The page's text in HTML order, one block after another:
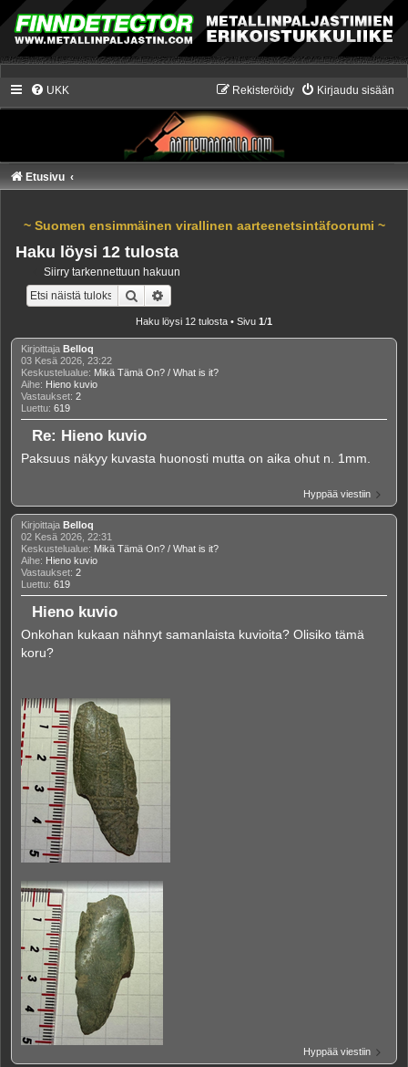
UKK Kirjaudu sisään
Rekisteröidy
Etusivu
~ Suomen ensimmäinen virallinen aarteenetsintäfoorumi ~
Haku löysi 12 tulosta
Siirry tarkennettuun hakuun
Etsi
Haku löysi 12 tulosta • Sivu 1/1
Kirjoittaja Belloq
03 Kesä 2026, 23:22
Keskustelualue: Mikä Tämä On? / What is it?
Aihe: Hieno kuvio
Vastaukset: 2
Luettu: 619
Re: Hieno kuvio
Paksuus näkyy kuvasta huonosti mutta on aika ohut n. 1mm.
Hyppää viestiin
Kirjoittaja Belloq
02 Kesä 2026, 22:31
Keskustelualue: Mikä Tämä On? / What is it?
Aihe: Hieno kuvio
Vastaukset: 2
Luettu: 619
Hieno kuvio
Onkohan kukaan nähnyt samanlaista kuvioita? Olisiko tämä
koru?
Hyppää viestiin